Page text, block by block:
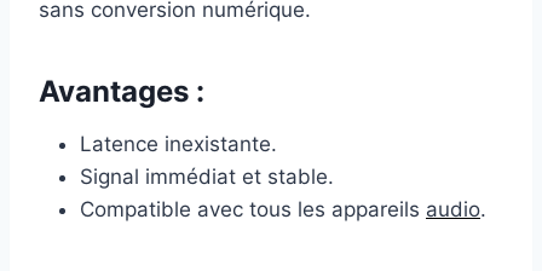
sans conversion numérique.
Avantages :
Latence inexistante.
Signal immédiat et stable.
Compatible avec tous les appareils audio.